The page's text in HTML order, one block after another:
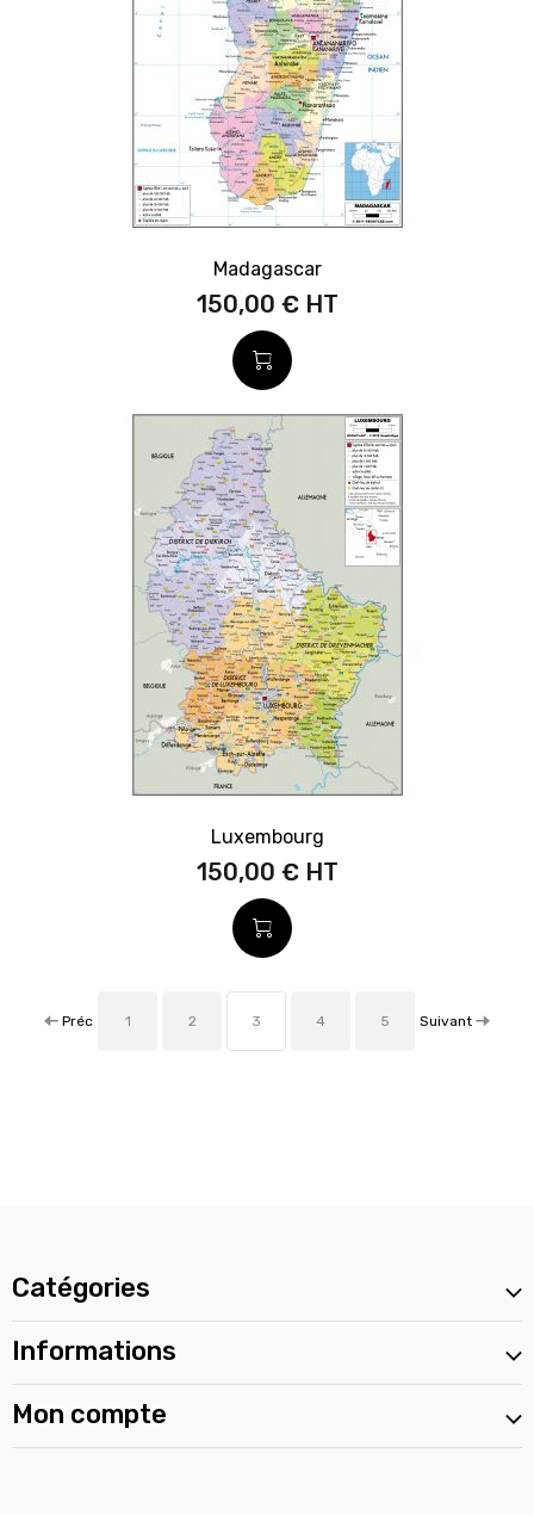
Madagascar
150,00 €
Luxembourg
150,00 €
Préc 1 2 3 4 5 Suivant
Catégories
Informations
Mon compte